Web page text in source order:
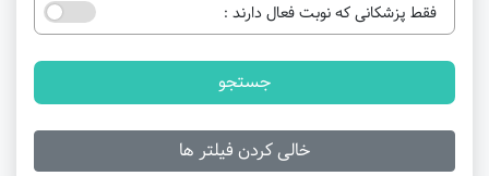
فقط پزشکانی که نوبت فعال دارند :
جستجو
خالی کردن فیلتر ها